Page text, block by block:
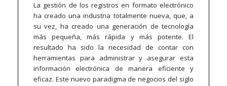
La gestión de los registros en formato electrónico
ha creado una industria totalmente nueva, que, a
su vez, ha creado una generación de tecnología
más pequeña, más rápida y más potente. El
resultado ha sido la necesidad de contar con
herramientas para administrar y asegurar esta
información electrónica de manera eficiente y
eficaz. Este nuevo paradigma de negocios del siglo